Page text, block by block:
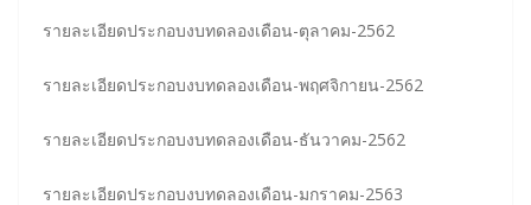
รายละเอียดประกอบงบทดลองเดือน-ตุลาคม-2562
รายละเอียดประกอบงบทดลองเดือน-พฤศจิกายน-2562
รายละเอียดประกอบงบทดลองเดือน-ธันวาคม-2562
รายละเอียดประกอบงบทดลองเดือน-มกราคม-2563